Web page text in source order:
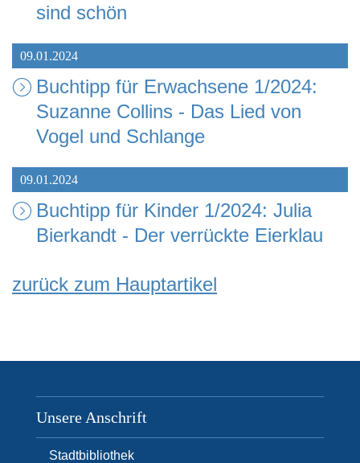
sind schön
09.01.2024
Buchtipp für Erwachsene 1/2024:
Suzanne Collins - Das Lied von
Vogel und Schlange
09.01.2024
Buchtipp für Kinder 1/2024: Julia
Bierkandt - Der verrückte Eierklau
zurück zum Hauptartikel
Unsere Anschrift
Stadtbibliothek